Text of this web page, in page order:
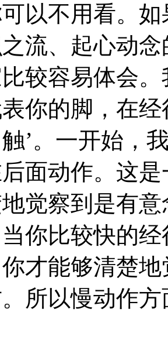
以不用看。
流、起心动
较容易体会
你的脚，在
’。一开始，
面动作。这
觉察到是有
你比较快的
你才能够清楚
所以慢动作